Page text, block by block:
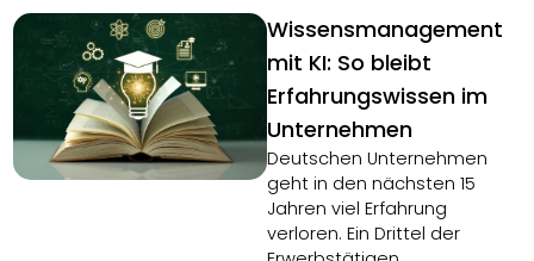
Wissensmanagement
mit KI: So bleibt
Erfahrungswissen im
Unternehmen
Deutschen Unternehmen
geht in den nächsten 15
Jahren viel Erfahrung
verloren. Ein Drittel der